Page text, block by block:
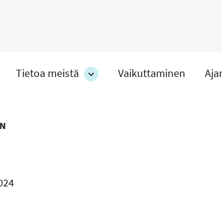
Tietoa meistä
TietoaVaikuttaminen